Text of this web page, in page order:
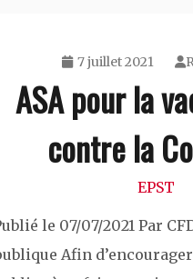
7 juillet 2021
ASA pour la
contre la
EPST
le 07/07/2021 Par
Afin